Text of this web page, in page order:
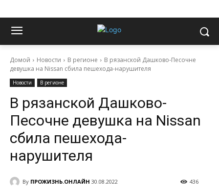
Домой Новости В регионе
В рязанской Дашково-Песочне
девушка на Nissan сбила пешехода-нарушителя
Новости В регионе
В рязанской Дашково-
Песочне девушка на Nissan
сбила пешехода-
нарушителя
By ПРОЖИЗНЬ.ОНЛАЙН 30.08.2022 436